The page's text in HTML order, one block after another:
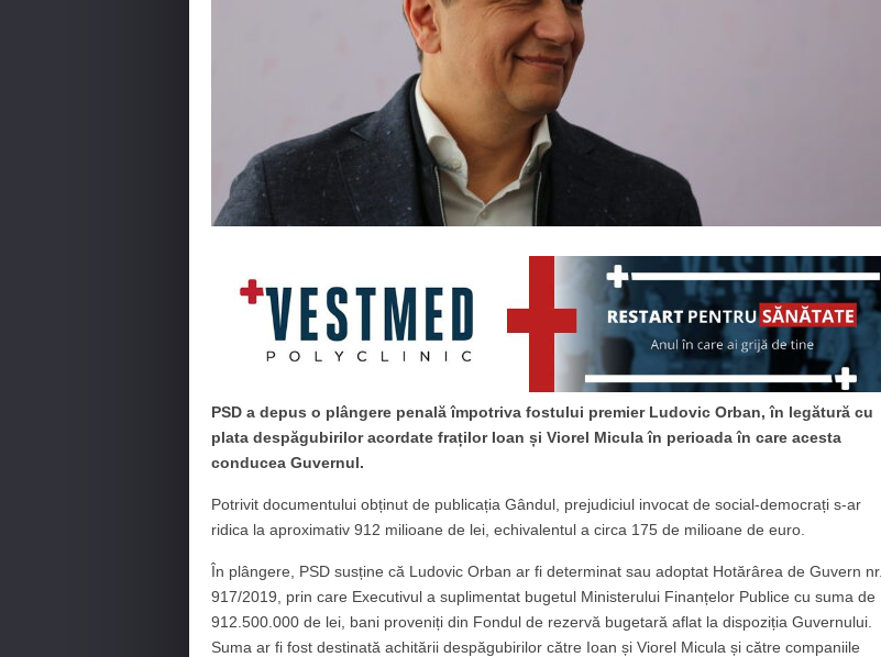
PSD a depus o plângere penală împotriva fostului premier Ludovic Orban, în legătură cu
plata despăgubirilor acordate fraților Ioan și Viorel Micula în perioada în care acesta
conducea Guvernul.
Potrivit documentului obținut de publicația Gândul, prejudiciul invocat de social-democrați s-ar
ridica la aproximativ 912 milioane de lei, echivalentul a circa 175 de milioane de euro.
În plângere, PSD susține că Ludovic Orban ar fi determinat sau adoptat Hotărârea de Guvern nr.
917/2019, prin care Executivul a suplimentat bugetul Ministerului Finanțelor Publice cu suma de
912.500.000 de lei, bani proveniți din Fondul de rezervă bugetară aflat la dispoziția Guvernului.
Suma ar fi fost destinată achitării despăgubirilor către Ioan și Viorel Micula și către companiile